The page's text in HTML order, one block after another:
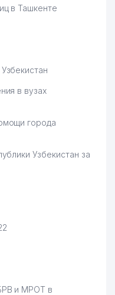
в Ташкенте
в вузах
города
Узбекистан за
и МРОТ в